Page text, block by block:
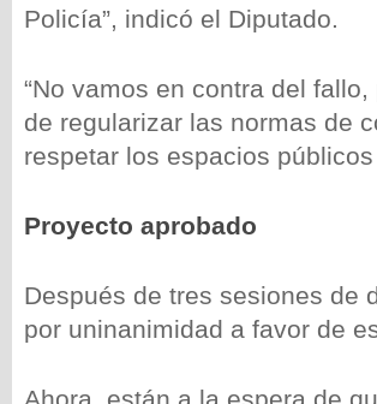
Policía”, indicó el Diputado.
“No vamos en contra del
de regularizar las normas de
respetar los espacios
Proyecto aprobado
Después de tres sesiones de
por uninanimidad a favor de